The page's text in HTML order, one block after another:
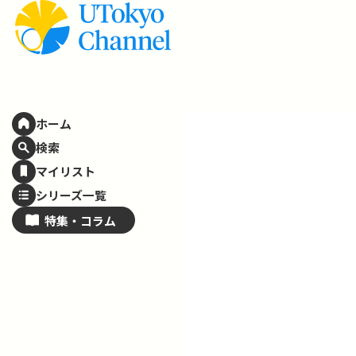
ホーム
検索
マイリスト
シリーズ一覧
特集・ コラム